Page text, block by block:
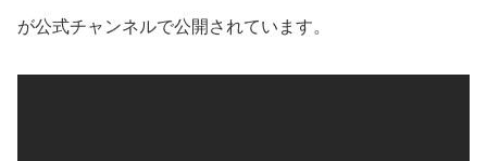
が公式チャンネルで公開されています。